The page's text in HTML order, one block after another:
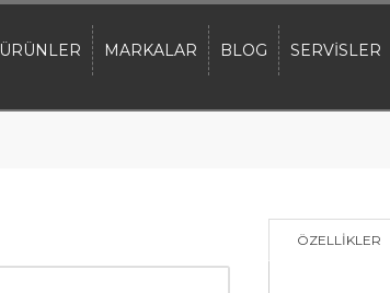
ÜRÜNLER MARKALAR BLOG SERVİSLER
ÖZELLİKLER